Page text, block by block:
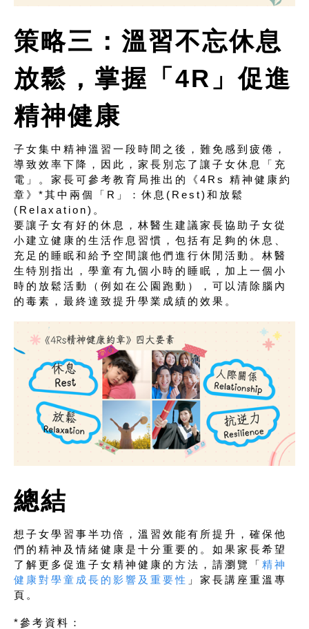
策略三：溫習不忘休息
放鬆，掌握「4R」促進
精神健康
子女集中精神溫習一段時間之後，難免感到疲倦，
導致效率下降，因此，家長別忘了讓子女休息「充
電」。家長可參考教育局推出的《4Rs 精神健康約
章》*其中兩個「R」：休息(Rest)和放鬆
(Relaxation)。
要讓子女有好的休息，林醫生建議家長協助子女從
小建立健康的生活作息習慣，包括有足夠的休息、
充足的睡眠和給予空間讓他們進行休閒活動。林醫
生特別指出，學童有九個小時的睡眠，加上一個小
時的放鬆活動（例如在公園跑動），可以清除腦內
的毒素，最終達致提升學業成績的效果。
總結
想子女學習事半功倍，溫習效能有所提升，確保他
們的精神及情緒健康是十分重要的。如果家長希望
了解更多促進子女精神健康的方法，請瀏覽「 精神
健康對學童成長的影響及重要性 」家長講座重溫專
頁。
*參考資料：